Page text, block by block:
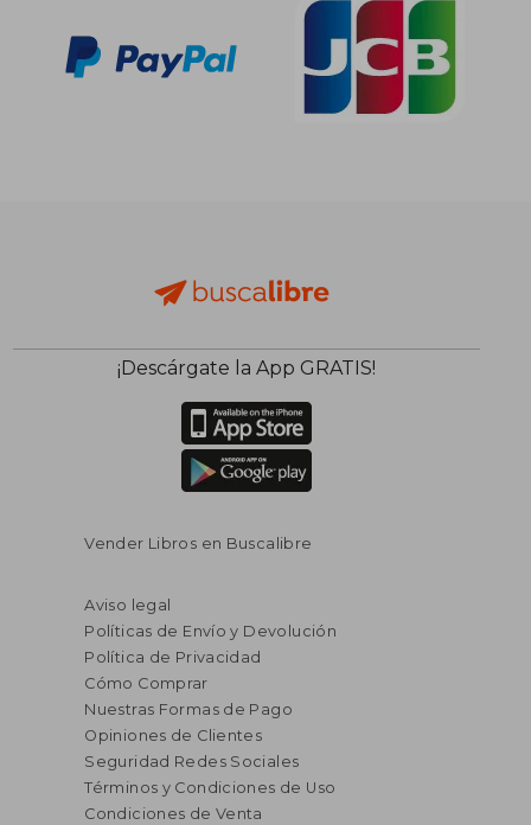
¡Descárgate la App GRATIS!
Vender Libros en Buscalibre
Aviso legal
Políticas de Envío y Devolución
Política de Privacidad
Cómo Comprar
Nuestras Formas de Pago
Opiniones de Clientes
Seguridad Redes Sociales
Términos y Condiciones de Uso
Condiciones de Venta